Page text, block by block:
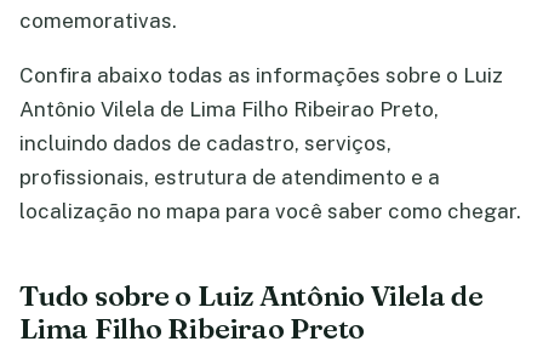
comemorativas.
Confira abaixo todas as informações sobre o Luiz
Antônio Vilela de Lima Filho Ribeirao Preto,
incluindo dados de cadastro, serviços,
profissionais, estrutura de atendimento e a
localização no mapa para você saber como chegar.
Tudo sobre o Luiz Antônio Vilela de
Lima Filho Ribeirao Preto